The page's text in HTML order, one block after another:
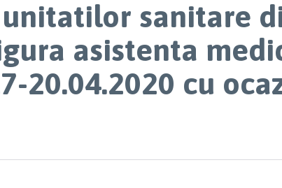
sanitare
asistenta
20.04.2020 cu